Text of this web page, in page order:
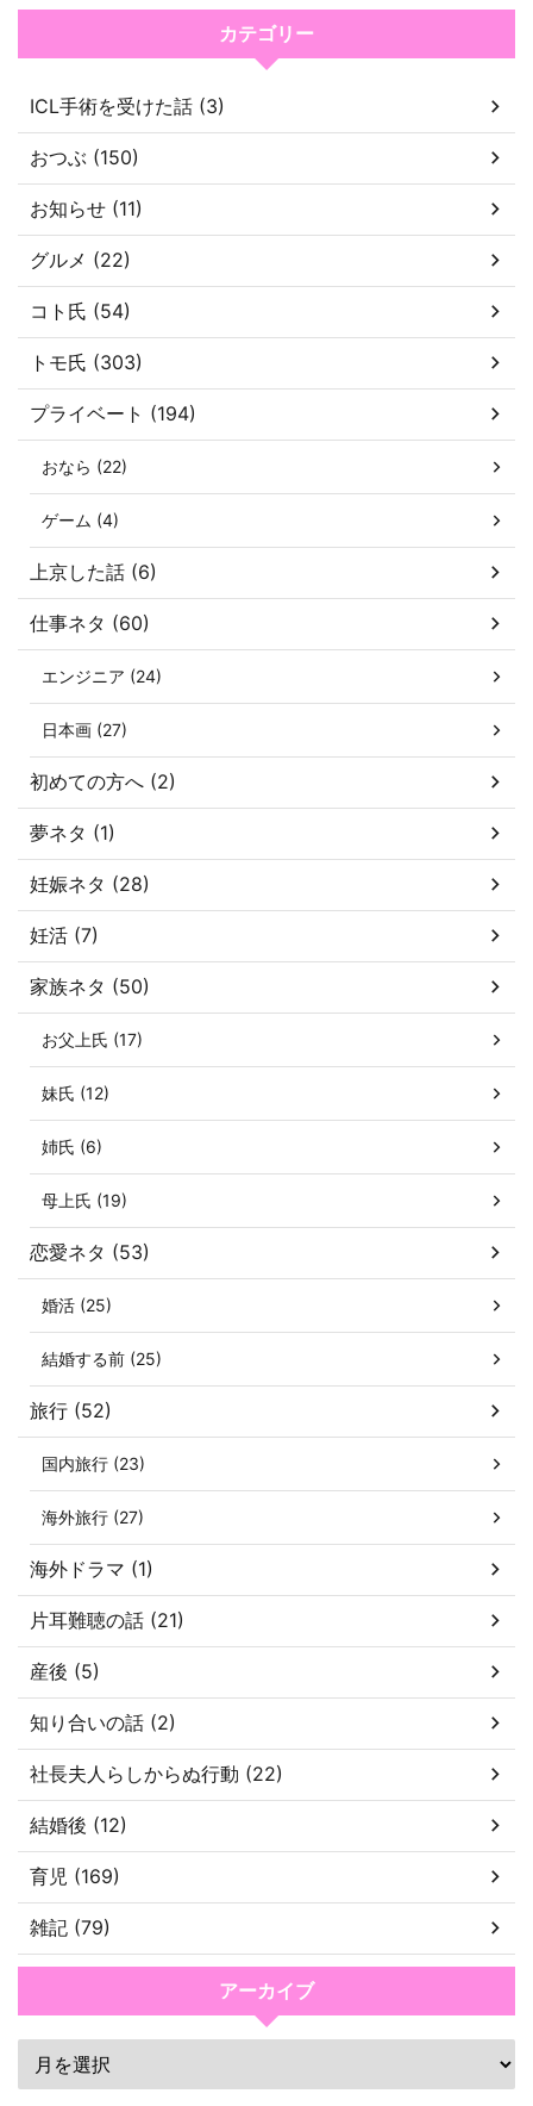
カテゴリー
ICL手術を受けた話 (3)
おつぶ (150)
お知らせ (11)
グルメ (22)
コト氏 (54)
トモ氏 (303)
プライベート (194)
おなら (22)
ゲーム (4)
上京した話 (6)
仕事ネタ (60)
エンジニア (24)
日本画 (27)
初めての方へ (2)
夢ネタ (1)
妊娠ネタ (28)
妊活 (7)
家族ネタ (50)
お父上氏 (17)
妹氏 (12)
姉氏 (6)
母上氏 (19)
恋愛ネタ (53)
婚活 (25)
結婚する前 (25)
旅行 (52)
国内旅行 (23)
海外旅行 (27)
海外ドラマ (1)
片耳難聴の話 (21)
産後 (5)
知り合いの話 (2)
社長夫人らしからぬ行動 (22)
結婚後 (12)
育児 (169)
雑記 (79)
アーカイブ